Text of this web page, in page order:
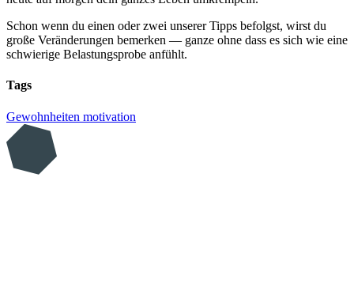
Schon wenn du einen oder zwei unserer Tipps befolgst, wirst du
große Veränderungen bemerken — ganze ohne dass es sich wie eine
schwierige Belastungsprobe anfühlt.
Tags
Gewohnheiten motivation